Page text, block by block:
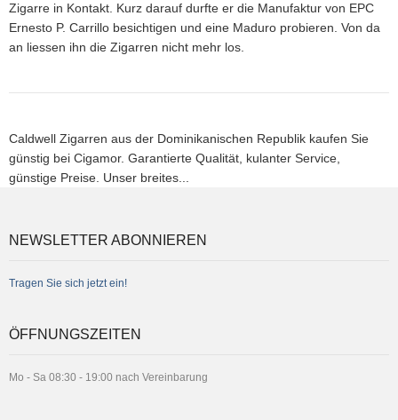
Zigarre in Kontakt. Kurz darauf durfte er die Manufaktur von EPC
Ernesto P. Carrillo besichtigen und eine Maduro probieren. Von da
an liessen ihn die Zigarren nicht mehr los.
Caldwell Zigarren aus der Dominikanischen Republik kaufen Sie
günstig bei Cigamor. Garantierte Qualität, kulanter Service,
günstige Preise. Unser breites...
NEWSLETTER ABONNIEREN
Tragen Sie sich jetzt ein!
ÖFFNUNGSZEITEN
Mo - Sa 08:30 - 19:00 nach Vereinbarung